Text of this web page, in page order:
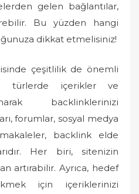
gelen bağlantılar,
Bu yüzden hangi
dikkat etmelisiniz!
çeşitlilik de önemli
türlerde içerikler ve
backlinklerinizi
forumlar, sosyal medya
backlink elde
Her biri, sitenizin
artırabilir. Ayrıca, hedef
için içeriklerinizi